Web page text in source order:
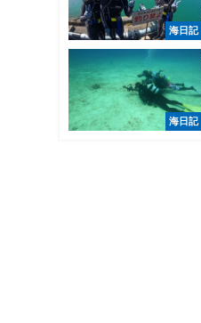
海日記
海日記